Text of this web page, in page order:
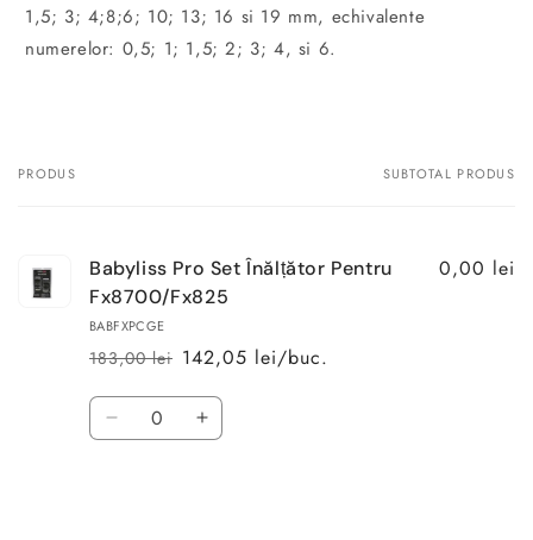
1,5; 3; 4;8;6; 10; 13; 16 si 19 mm, echivalente
numerelor: 0,5; 1; 1,5; 2; 3; 4, si 6.
Coșul
PRODUS SUBTOTAL PRODUS
Babyliss Pro Set Înălțător Pentru
Fx8700/Fx825
BABFXPCGE
Preț
obișnuit
183,00 lei
Preț
redus
142,05 lei/buc.
0,00 lei
Cantitate
Reduceți
Creșteți